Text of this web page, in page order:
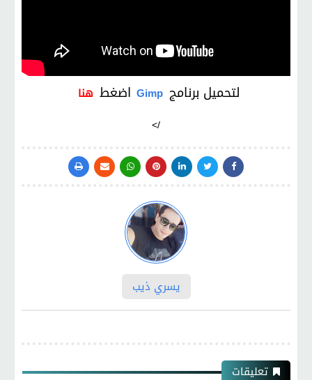
لتحميل برنامج Gimp اضغط هنا
/>
يسري ذيب
تعليقات